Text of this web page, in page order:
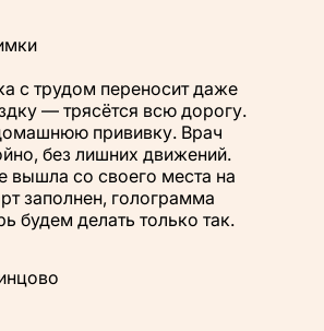
с трудом переносит даже
— трясётся всю дорогу.
прививку. Врач
без лишних движений.
вышла со своего места на
заполнен, голограмма
будем делать только так.